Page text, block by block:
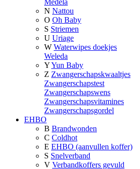
Medela
N Nattou
O Oh Baby
S Striemen
U Uriage
W Waterwipes doekjes
Weleda
YYun Baby
Z Zwangerschapskwaaltjes
Zwangerschapstest
Zwangerschapswens
Zwangerschapsvitamines
Zwangerschapsgordel
EHBO
B Brandwonden
C Coldhot
E EHBO (aanvullen koffer)
S Snelverband
V Verbandkoffers gevuld